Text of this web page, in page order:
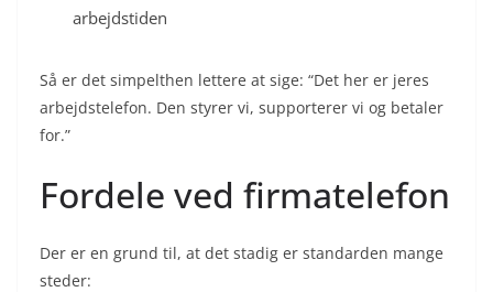
arbejdstiden
Så er det simpelthen lettere at sige: “Det her er jeres
arbejdstelefon. Den styrer vi, supporterer vi og betaler
for.”
Fordele ved firmatelefon
Der er en grund til, at det stadig er standarden mange
steder: